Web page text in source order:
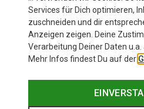
Services für Dich optimieren,
zuschneiden und dir
Anzeigen zeigen. Deine
Verarbeitung Deiner Daten u.a.
Mehr Infos findest Du auf der